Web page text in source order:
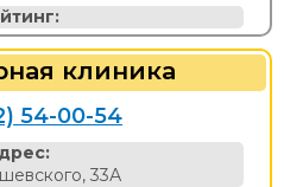
клиника
54-00-54
33А